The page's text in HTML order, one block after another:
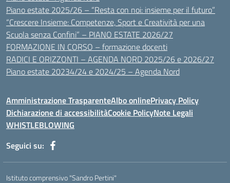
Piano estate 2025/26 – “Resta con noi: insieme per il futuro”
“Crescere Insieme: Competenze, Sport e Creatività per una
Scuola senza Confini” – PIANO ESTATE 2026/27
FORMAZIONE IN CORSO – formazione docenti
RADICI E ORIZZONTI – AGENDA NORD 2025/26 e 2026/27
Piano estate 20234/24 e 2024/25 – Agenda Nord
Amministrazione TrasparenteAlbo onlinePrivacy Policy
Dichiarazione di accessibilitàCookie PolicyNote Legali
WHISTLEBLOWING
Seguici su:
Istituto comprensivo "Sandro Pertini"